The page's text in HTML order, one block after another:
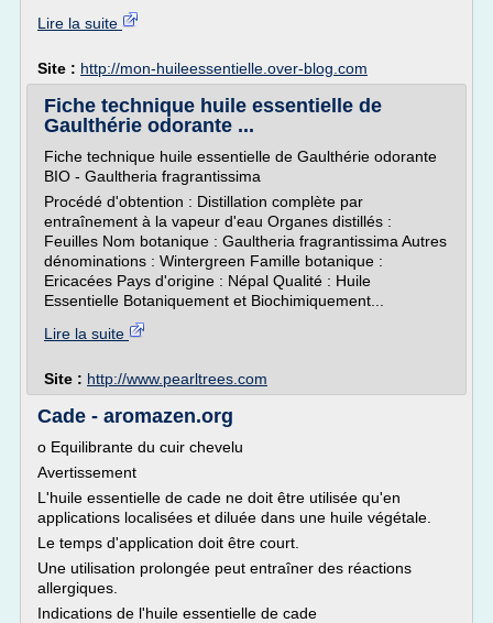
Lire la suite
Site : http://mon-huileessentielle.over-blog.com
Fiche technique huile essentielle de
Gaulthérie odorante ...
Fiche technique huile essentielle de Gaulthérie odorante
BIO - Gaultheria fragrantissima
Procédé d'obtention : Distillation complète par
entraînement à la vapeur d'eau Organes distillés :
Feuilles Nom botanique : Gaultheria fragrantissima Autres
dénominations : Wintergreen Famille botanique :
Ericacées Pays d'origine : Népal Qualité : Huile
Essentielle Botaniquement et Biochimiquement...
Lire la suite
Site : http://www.pearltrees.com
Cade - aromazen.org
o Equilibrante du cuir chevelu
Avertissement
L'huile essentielle de cade ne doit être utilisée qu'en
applications localisées et diluée dans une huile végétale.
Le temps d'application doit être court.
Une utilisation prolongée peut entraîner des réactions
allergiques.
Indications de l'huile essentielle de cade